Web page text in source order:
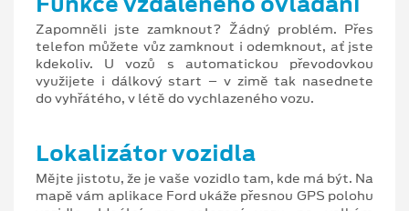
Zapomněli jste zamknout? Žádný problém. Přes
telefon můžete vůz zamknout i odemknout, ať jste
kdekoliv. U vozů s automatickou převodovkou
využijete i dálkový start – v zimě tak nasednete
do vyhřátého, v létě do vychlazeného vozu.
Lokalizátor vozidla
Mějte jistotu, že je vaše vozidlo tam, kde má být. Na
mapě vám aplikace Ford ukáže přesnou GPS polohu